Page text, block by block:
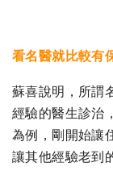
看名醫就比較有
蘇喜說明，所謂
經驗的醫生診治
為例，剛開始讓
讓其他經驗老到